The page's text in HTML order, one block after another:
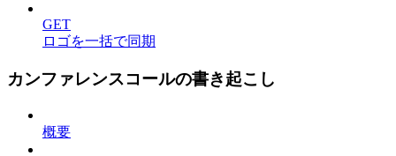
GET
ロゴを一括で同期
カンファレンスコールの書き起こし
概要